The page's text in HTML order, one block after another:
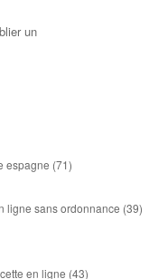
un
espagne (71)
ligne sans ordonnance (39)
en ligne (43)